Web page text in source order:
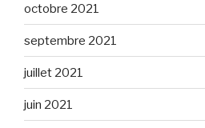
octobre 2021
septembre 2021
juillet 2021
juin 2021